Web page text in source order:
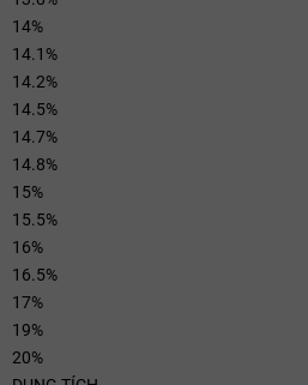
14%
14.1%
14.2%
14.5%
14.7%
14.8%
15%
15.5%
16%
16.5%
17%
19%
20%